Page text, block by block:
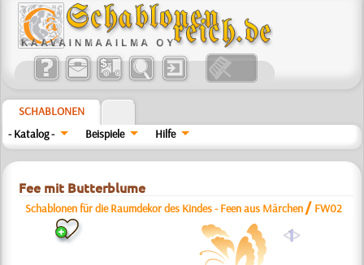
SCHABLONEN
- Katalog -
Beispiele Hilfe
Fee mit Butterblume
Schablonen für die Raumdekor des Kindes - Feen aus Märchen / FW02
a